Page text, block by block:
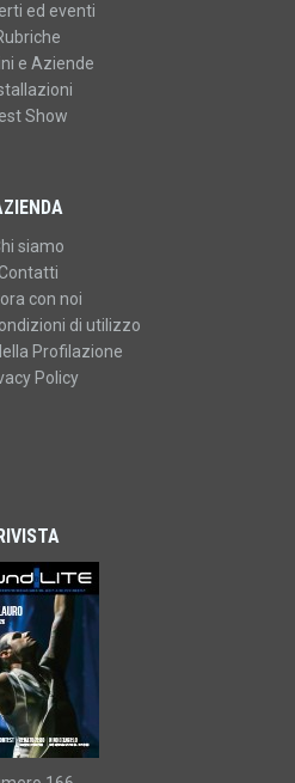
ed eventi
e Aziende
Show
siamo
con noi
di utilizzo
Profilazione
Policy
RIVISTA